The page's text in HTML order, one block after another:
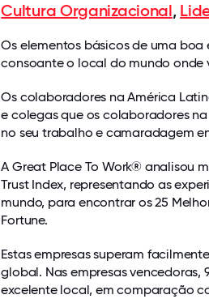
Cultura Organizacional,
Os elementos básicos de uma
consoante o local do mundo onde
Os colaboradores na América
e colegas que os colaboradores
no seu trabalho e camaradagem
A Great Place To Work® analisou
Trust Index, representando as
mundo, para encontrar os 25
Fortune.
Estas empresas superam
global. Nas empresas
excelente local, em comparação